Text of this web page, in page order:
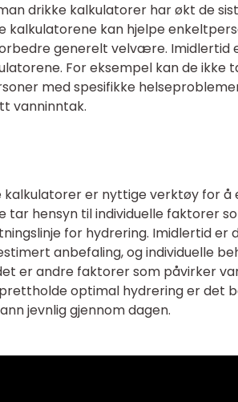
drikke kalkulatorer har økt de
kalkulatorene kan hjelpe
generelt velvære. Imidlertid
For eksempel kan de ikke
med spesifikke
vanninntak.
kalkulatorer er nyttige verktøy for
tar hensyn til individuelle faktorer
for hydrering. Imidlertid er
anbefaling, og individuelle
er andre faktorer som påvirker
optimal hydrering er det
jevnlig gjennom dagen.